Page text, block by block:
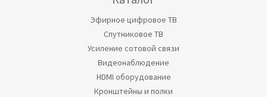
Эфирное цифровое ТВ
Спутниковое ТВ
Усиление сотовой связи
Видеонаблюдение
HDMI оборудование
Кронштейны и полки